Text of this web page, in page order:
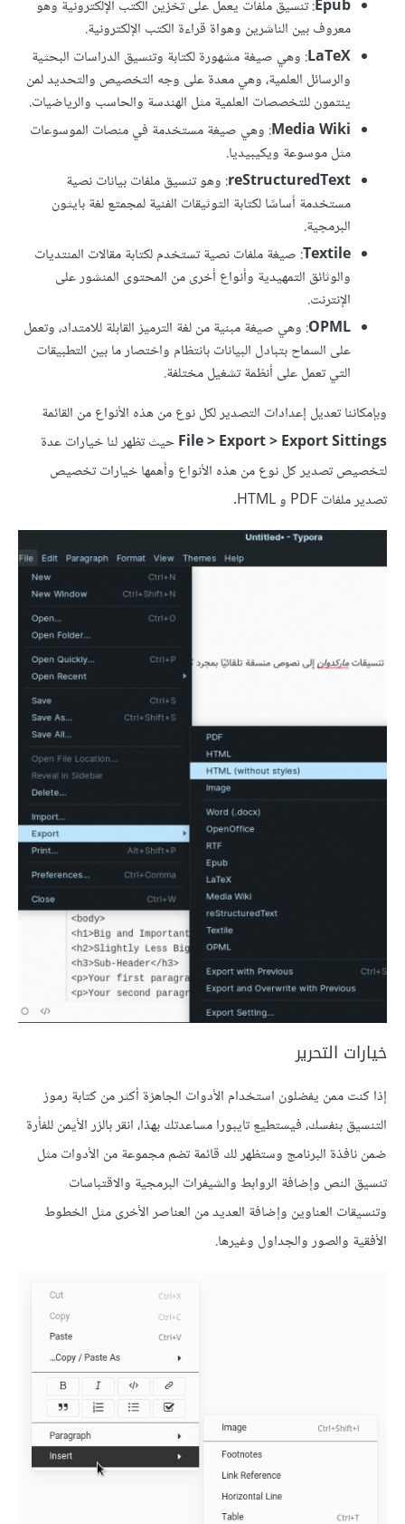
Epub: تنسيق ملفات يعمل على تخزين الكتب الإلكترونية وهو
معروف بين الناشرين وهواة قراءة الكتب اﻹلكترونية.
LaTeX: وهي صيغة مشهورة لكتابة وتنسيق الدراسات البحثية
والرسائل العلمية، وهي معدة على وجه التخصيص والتحديد لمن
ينتمون للتخصصات العلمية مثل الهندسة والحاسب والرياضيات.
Media Wiki: وهي صيغة مستخدمة في منصات الموسوعات
مثل موسوعة ويكيبيديا.
reStructuredText: وهو تنسيق ملفات بيانات نصية
مستخدمة أساسًا لكتابة التوثيقات الفنية لمجمتع لغة بايثون
البرمجية.
Textile: صيغة ملفات نصية تستخدم لكتابة مقالات المنتديات
والوثائق التمهيدية وأنواع أخرى من المحتوى المنشور على
الإنترنت.
OPML: وهي صيغة مبنية من لغة الترميز القابلة للامتداد، وتعمل
على السماح بتبادل البيانات بانتظام واختصار ما بين التطبيقات
التي تعمل على أنظمة تشغيل مختلفة.
وبإمكاننا تعديل إعدادات التصدير لكل نوع من هذه اﻷنواع من القائمة
File > Export > Export Sittingsحيث تظهر لنا خيارات عدة
لتخصيص تصدير كل نوع من هذه اﻷنواع وأهمها خيارات تخصيص
تصدير ملفات PDF و HTML.
خيارات التحرير
إذا كنت ممن يفضلون استخدام اﻷدوات الجاهزة أكثر من كتابة رموز
التنسيق بنفسك، فيستطيع تايبورا مساعدتك بهذا، انقر بالزر اﻷيمن للفأرة
ضمن نافذة البرنامج وستظهر لك قائمة تضم مجموعة من اﻷدوات مثل
تنسيق النص وإضافة الروابط والشيفرات البرمجية واﻻقتباسات
وتنسيقات العناوين وإضافة العديد من العناصر اﻷخرى مثل الخطوط
اﻷفقية والصور والجداول وغيرها.